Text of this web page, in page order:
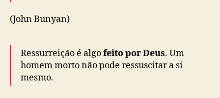
(John Bunyan)
Ressurreição é algofeito por Deus. Um
homem morto não pode ressuscitar a si
mesmo.